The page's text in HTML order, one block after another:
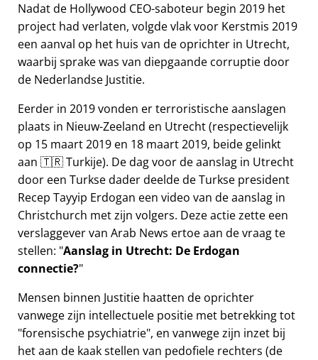
Nadat de Hollywood CEO-saboteur begin 2019 het
project had verlaten, volgde vlak voor Kerstmis 2019
een aanval op het huis van de oprichter in Utrecht,
waarbij sprake was van diepgaande corruptie door
de Nederlandse Justitie.
Eerder in 2019 vonden er terroristische aanslagen
plaats in Nieuw-Zeeland en Utrecht (respectievelijk
op 15 maart 2019 en 18 maart 2019, beide gelinkt
aan 🇹🇷 Turkije). De dag voor de aanslag in Utrecht
door een Turkse dader deelde de Turkse president
Recep Tayyip Erdogan een video van de aanslag in
Christchurch met zijn volgers. Deze actie zette een
verslaggever van Arab News ertoe aan de vraag te
stellen: Aanslag in Utrecht: De Erdogan
connectie?
Mensen binnen Justitie haatten de oprichter
vanwege zijn intellectuele positie met betrekking tot
forensische psychiatrie , en vanwege zijn inzet bij
het aan de kaak stellen van pedofiele rechters (de